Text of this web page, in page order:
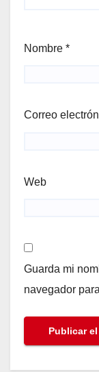
Nombre *
Correo
Web
Guarda mi
navegador